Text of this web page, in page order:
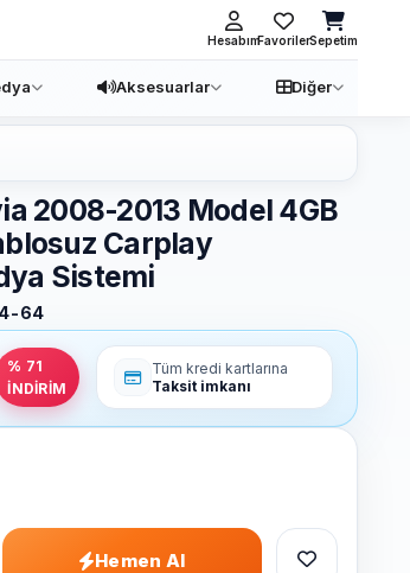
HesabımFavorilerSepetim
Aksesuarlar Diğer
2008-2013 Model 4GB
Carplay
Sistemi
64
% 71
İNDİRİM
Tüm kredi kartlarına
Taksit imkanı
Hemen Al